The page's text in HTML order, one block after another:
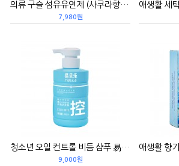
의류 구슬 섬유유연제 (사쿠라향）衣物留香珠/640g/樱盏微醺
7,980원
청소년 오일 컨트롤 비듬 샴푸 易贝乐青少年控油去屑洗发露/400ML(25新品
9,000원